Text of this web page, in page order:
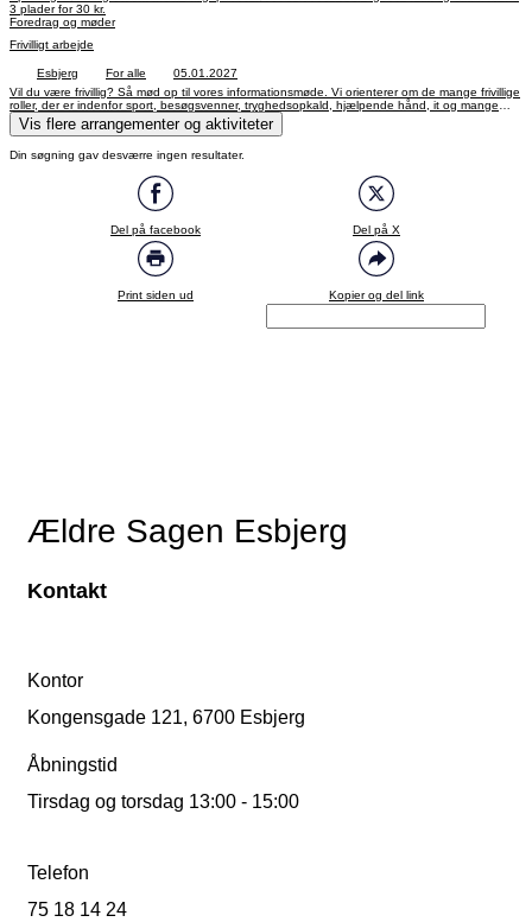
3 plader for 30 kr.
Foredrag og møder
Frivilligt arbejde
Esbjerg For alle
05.01.2027
Vil du være frivillig? Så mød op til vores informationsmøde. Vi orienterer om de mange frivillige
roller, der er indenfor sport, besøgsvenner, tryghedsopkald, hjælpende hånd, it og mange
andre opgaver. Ingen tilmelding.
Vis flere arrangementer og aktiviteter
Din søgning gav desværre ingen resultater.
Del på facebook Del på X
Print siden ud Kopier og del link
Ældre Sagen Esbjerg
Kontakt
Kontor
Kongensgade 121, 6700 Esbjerg
Åbningstid
Tirsdag og torsdag 13:00 - 15:00
Telefon
75 18 14 24